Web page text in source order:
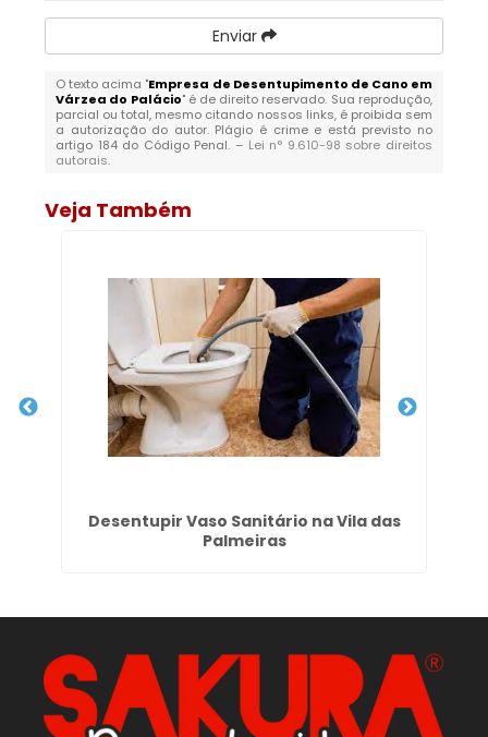
Enviar
O texto acima "Empresa de Desentupimento de Cano em
Várzea do Palácio" é de direito reservado. Sua reprodução,
parcial ou total, mesmo citando nossos links, é proibida sem
a autorização do autor. Plágio é crime e está previsto no
artigo 184 do Código Penal. – Lei n° 9.610-98 sobre direitos
autorais.
Veja Também
Desentupir Vaso Sanitário na Vila das
Palmeiras